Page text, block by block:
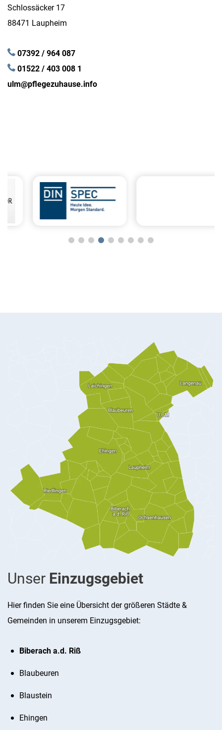
Schlossäcker 17
88471 Laupheim
07392 / 964 087
01522 / 403 008 1
ulm@pflegezuhause.info
Unser Einzugsgebiet
Hier finden Sie eine Übersicht der größeren Städte &
Gemeinden in unserem Einzugsgebiet:
Biberach a.d. Riß
Blaubeuren
Blaustein
Ehingen